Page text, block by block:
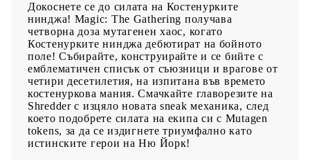
Докоснете се до силата на Костенурките
нинджа! Magic: The Gathering получава
четворна доза мутагенен хаос, когато
Костенурките нинджа дебютират на бойното
поле! Събирайте, конструирайте и се бийте с
емблематичен списък от съюзници и врагове от
четири десетилетия, на изпитана във времето
костенуркова мания. Смачкайте главорезите на
Shredder с изцяло новата sneak механика, след
което подобрете силата на екипа си с Mutagen
tokens, за да се издигнете триумфално като
истинските герои на Ню Йорк!